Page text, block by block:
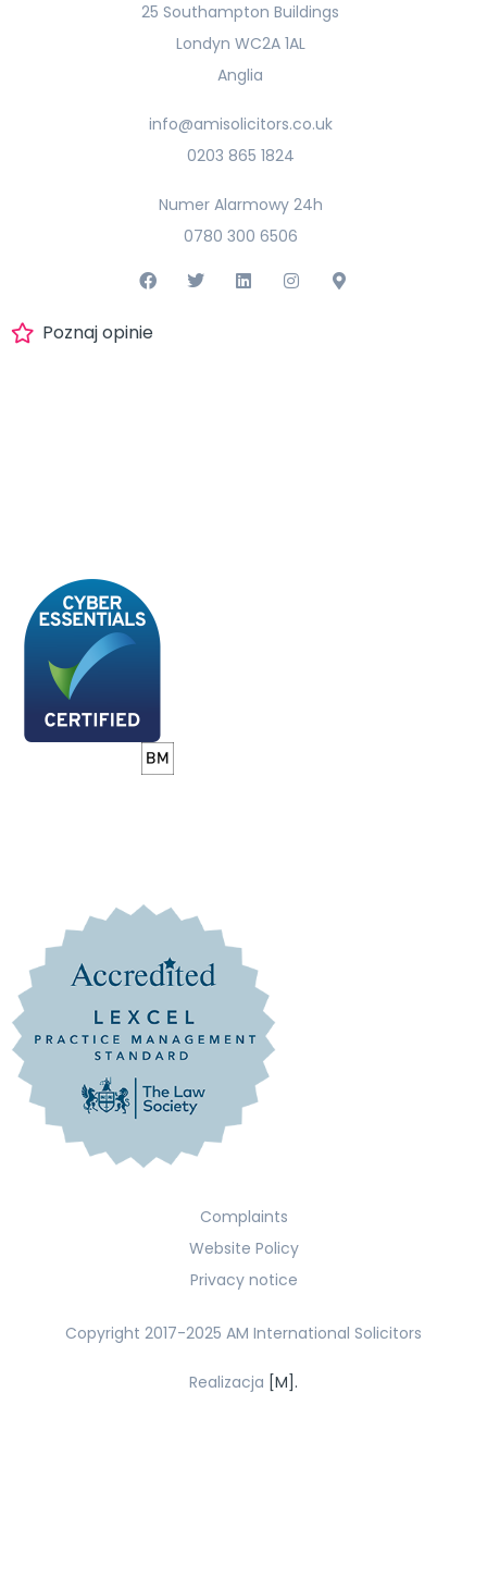
25 Southampton Buildings
Londyn WC2A 1AL
Anglia
info@amisolicitors.co.uk
0203 865 1824
Numer Alarmowy 24h
0780 300 6506
Poznaj opinie
Complaints
Website Policy
Privacy notice
Copyright 2017-2025 AM International Solicitors
Realizacja [M].